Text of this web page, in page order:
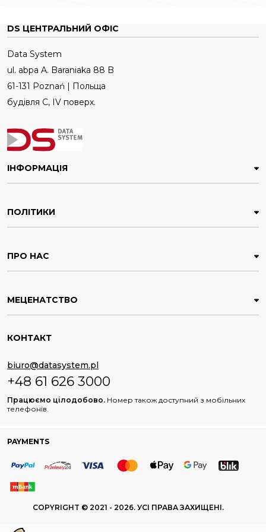
DS ЦЕНТРАЛЬНИЙ ОФІС
Data System
ul. abpa A. Baraniaka 88 B
61-131 Poznań | Польща
будівля C, IV поверх.
ІНФОРМАЦІЯ
ПОЛІТИКИ
ПРО НАС
МЕЦЕНАТСТВО
КОНТАКТ
biuro@datasystem.pl
+48 61 626 3000
Працюємо цілодобово. Номер також доступний з мобільних
телефонів.
PAYMENTS
COPYRIGHT © 2021 - 2026. УСІ ПРАВА ЗАХИЩЕНІ.